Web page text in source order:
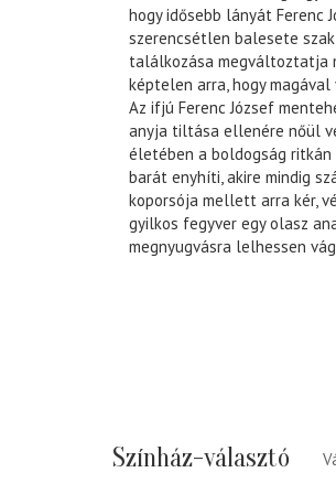
hogy idősebb lányát Ferenc
szerencsétlen balesete
találkozása megváltoztatja
képtelen arra, hogy
Az ifjú Ferenc József
anyja tiltása ellenére nőül
életében a boldogság
barát enyhíti, akire mindig
koporsója mellett arra kér,
gyilkos fegyver egy olasz
megnyugvásra lelhessen
Színház-választó